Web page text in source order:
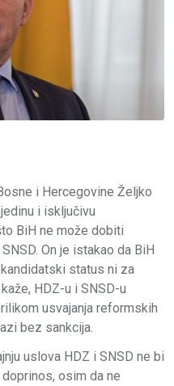
i Hercegovine Željko
i isključivu
BiH ne može dobiti
On je istakao da BiH
status ni za
HDZ-u i SNSD-u
usvajanja reformskih
bez sankcija.
uslova HDZ i SNSD ne bi
osim da ne